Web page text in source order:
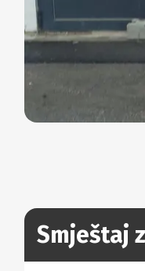
Smještaj